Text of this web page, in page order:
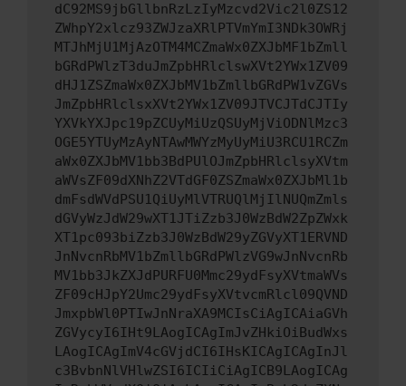
dC92MS9jbGllbnRzLzIyMzcvd2Vic2l0ZS12
ZWhpY2xlcz93ZWJzaXRlPTVmYmI3NDk3OWRj
MTJhMjU1MjAzOTM4MCZmaWx0ZXJbMF1bZmll
bGRdPWlzT3duJmZpbHRlclswXVt2YWx1ZV09
dHJ1ZSZmaWx0ZXJbMV1bZmllbGRdPW1vZGVs
JmZpbHRlclsxXVt2YWx1ZV09JTVCJTdCJTIy
YXVkYXJpc19pZCUyMiUzQSUyMjViODNlMzc3
OGE5YTUyMzAyNTAwMWYzMyUyMiU3RCU1RCZm
aWx0ZXJbMV1bb3BdPUlOJmZpbHRlclsyXVtm
aWVsZF09dXNhZ2VTdGF0ZSZmaWx0ZXJbMl1b
dmFsdWVdPSU1QiUyMlVTRUQlMjIlNUQmZmls
dGVyWzJdW29wXT1JTiZzb3J0WzBdW2ZpZWxk
XT1pc093biZzb3J0WzBdW29yZGVyXT1ERVND
JnNvcnRbMV1bZmllbGRdPWlzVG9wJnNvcnRb
MV1bb3JkZXJdPURFU0Mmc29ydFsyXVtmaWVs
ZF09cHJpY2Umc29ydFsyXVtvcmRlcl09QVND
JmxpbWl0PTIwJnNraXA9MCIsCiAgICAiaGVh
ZGVycyI6IHt9LAogICAgImJvZHkiOiBudWxs
LAogICAgImV4cGVjdCI6IHsKICAgICAgInJl
c3BvbnNlVHlwZSI6ICIiCiAgICB9LAogICAg